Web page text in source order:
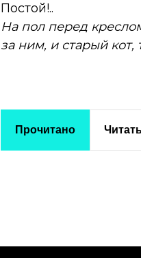
Постой!..
На пол перед
за ним, и старый
Прочитано